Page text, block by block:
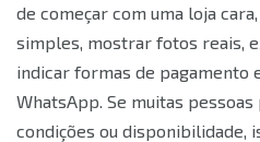
de começar com uma loja
simples, mostrar fotos reais,
indicar formas de pagamento
WhatsApp. Se muitas
condições ou disponibilidade,